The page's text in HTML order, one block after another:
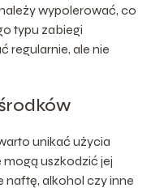
wypolerować, co
typu zabiegi
regularnie, ale nie
unikać użycia
uszkodzić jej
naftę, alkohol czy inne